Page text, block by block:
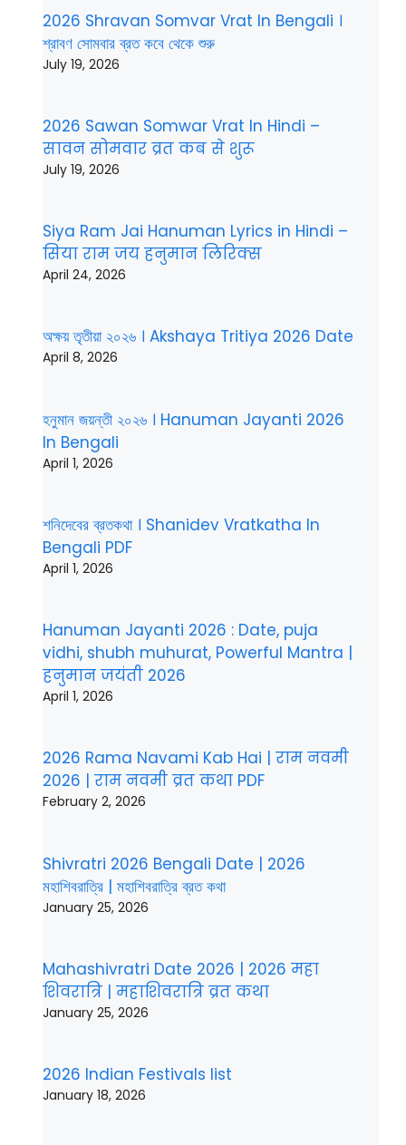
2026 Shravan Somvar Vrat In Bengali ।
শ্রাবণ সোমবার ব্রত কবে থেকে শুরু
July 19, 2026
2026 Sawan Somwar Vrat In Hindi –
सावन सोमवार व्रत कब से शुरू
July 19, 2026
Siya Ram Jai Hanuman Lyrics in Hindi –
सिया राम जय हनुमान लिरिक्स
April 24, 2026
অক্ষয় তৃতীয়া ২০২৬ । Akshaya Tritiya 2026 Date
April 8, 2026
হনুমান জয়ন্তী ২০২৬ । Hanuman Jayanti 2026
In Bengali
April 1, 2026
শনিদেবের ব্রতকথা । Shanidev Vratkatha In
Bengali PDF
April 1, 2026
Hanuman Jayanti 2026 : Date, puja
vidhi, shubh muhurat, Powerful Mantra |
हनुमान जयंती 2026
April 1, 2026
2026 Rama Navami Kab Hai | राम नवमी
2026 | राम नवमी व्रत कथा PDF
February 2, 2026
Shivratri 2026 Bengali Date | 2026
মহাশিবরাত্রি | মহাশিবরাত্রি ব্রত কথা
January 25, 2026
Mahashivratri Date 2026 | 2026 महा
शिवरात्रि | महाशिवरात्रि व्रत कथा
January 25, 2026
2026 Indian Festivals list
January 18, 2026